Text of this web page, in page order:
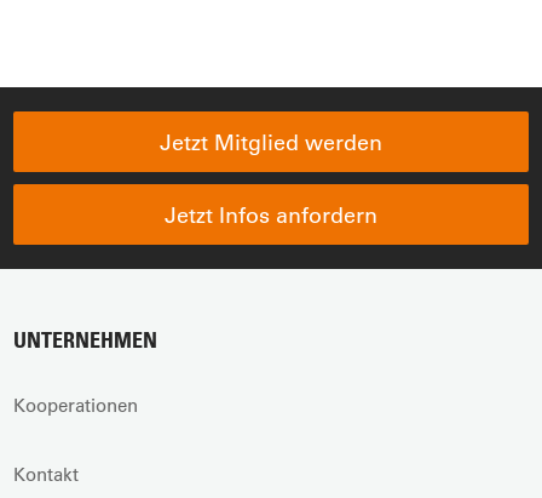
Jetzt Mitglied werden
Jetzt Infos anfordern
UNTERNEHMEN
Kooperationen
Kontakt